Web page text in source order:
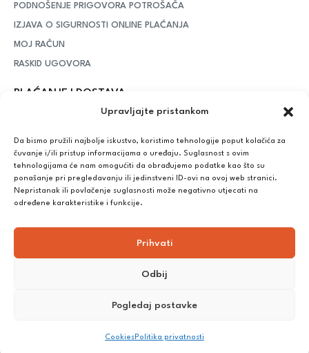
Upravljajte pristankom
Da bismo pružili najbolje iskustvo, koristimo tehnologije poput kolačića za
čuvanje i/ili pristup informacijama o uređaju. Suglasnost s ovim
tehnologijama će nam omogućiti da obrađujemo podatke kao što su
ponašanje pri pregledavanju ili jedinstveni ID-ovi na ovoj web stranici.
Nepristanak ili povlačenje suglasnosti može negativno utjecati na
određene karakteristike i funkcije.
Prihvati
Odbij
Pogledaj postavke
CookiesPolitika privatnosti
PODNOŠENJE PRIGOVORA POTROŠAČA
IZJAVA O SIGURNOSTI ONLINE PLAĆANJA
MOJ RAČUN
RASKID UGOVORA
PLAĆANJE I DOSTAVA
– iznad potrošenih 55 eura dostava je
Plaćanje:
Bankovna transakcija, plaćanje prilikom preuzimanja, CorvusPay
d.o.o.